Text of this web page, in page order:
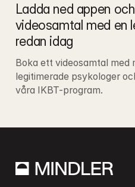
Ladda ned appen
videosamtal med en
redan idag
Boka ett videosamtal med
legitimerade psykologer
våra IKBT-program.